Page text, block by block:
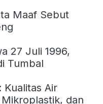
Maaf Sebut
27 Juli 1996,
Tumbal
Kualitas Air
dan